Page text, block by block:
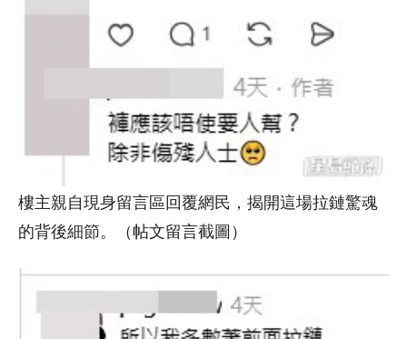
樓主親自現身留言區回覆網民，揭開這場拉鏈驚魂
的背後細節。（帖文留言截圖）